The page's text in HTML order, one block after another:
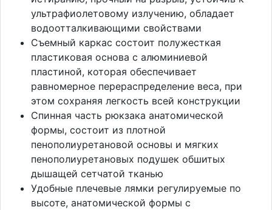
ультрафиолетовому излучению, обладает
водоотталкивающими свойствами
Съемный каркас состоит полужесткая
пластиковая основа с алюминиевой
пластиной, которая обеспечивает
равномерное перераспределение веса, при
этом сохраняя легкость всей конструкции
Спинная часть рюкзака анатомической
формы, состоит из плотной
пенополиуретановой основы и мягких
пенополиуретановых подушек обшитых
дышащей сетчатой тканью
Удобные плечевые лямки регулируемые по
высоте, анатомической формы с